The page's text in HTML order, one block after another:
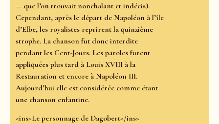
— que l’on trouvait nonchalant et indécis).
Cependant, après le départ de Napoléon à l’île
d’Elbe, les royalistes reprirent la quinzième
strophe. La chanson fut donc interdite
pendant les Cent-Jours. Les paroles furent
appliquées plus tard à Louis XVIII à la
Restauration et encore à Napoléon III.
Aujourd’hui elle est considérée comme étant
une chanson enfantine.
<ins>Le personnage de Dagobert</ins>